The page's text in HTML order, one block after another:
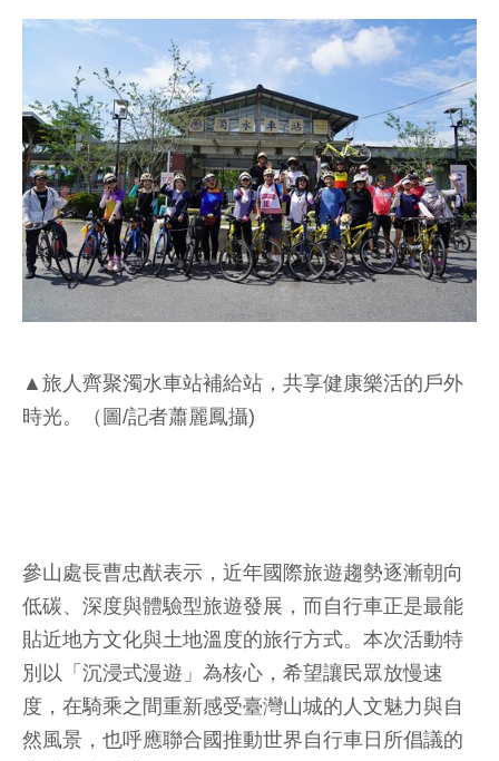
▲旅人齊聚濁水車站補給站，共享健康樂活的戶外
時光。（圖/記者蕭麗鳳攝)
參山處長曹忠猷表示，近年國際旅遊趨勢逐漸朝向
低碳、深度與體驗型旅遊發展，而自行車正是最能
貼近地方文化與土地溫度的旅行方式。本次活動特
別以「沉浸式漫遊」為核心，希望讓民眾放慢速
度，在騎乘之間重新感受臺灣山城的人文魅力與自
然風景，也呼應聯合國推動世界自行車日所倡議的